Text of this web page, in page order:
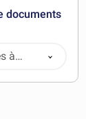
documents
à